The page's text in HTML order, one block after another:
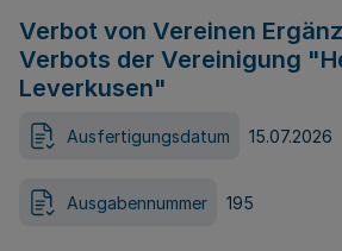
Verbot von Vereinen
Verbots der Vereinigung
Leverkusen"
Ausfertigungsdatum 15.07.2026
Ausgabennummer 195